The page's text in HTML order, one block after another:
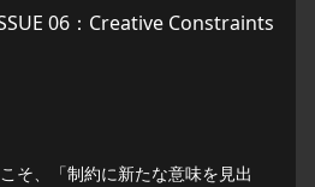
06：Creative Constraints
そ、「制約に新たな意味を見出